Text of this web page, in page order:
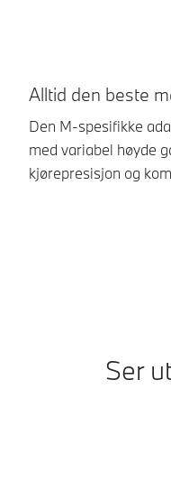
Alltid den beste
Den M-spesifikke
med variabel høyde
kjørepresisjon og
Ser